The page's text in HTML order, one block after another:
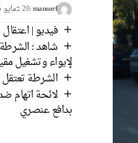
mansorf20 בمايو 2025
فيديو |
شاهد :
لإيواء وتشغيل
الشرطة تعتقل
لائحة اتهام
بدافع عنصري